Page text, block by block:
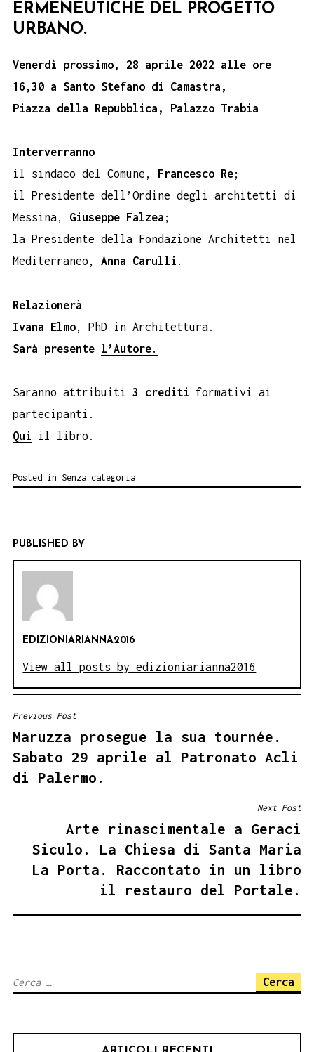
ERMENEUTICHE DEL PROGETTO
URBANO.
Venerdì prossimo, 28 aprile 2022 alle ore
16,30 a Santo Stefano di Camastra,
Piazza della Repubblica, Palazzo Trabia
Interverranno
il sindaco del Comune,
Francesco Re;
il Presidente dell’Ordine degli architetti di
Messina, Giuseppe Falzea ;
la Presidente della Fondazione Architetti nel
Mediterraneo, Anna Carulli .
Relazionerà
Ivana Elmo, PhD in Architettura.
Sarà presente l’Autore.
Saranno attribuiti 3 crediti formativi ai
partecipanti.
Qui il libro.
Posted in Senza categoria
PUBLISHED BY
EDIZIONIARIANNA2016
View all posts by edizioniarianna2016
NAVIGAZIONE
ARTICOLI
Previous Post
Maruzza prosegue la sua tournée.
Sabato 29 aprile al Patronato Acli
di Palermo.
Next Post
Arte rinascimentale a Geraci
Siculo. La Chiesa di Santa Maria
La Porta. Raccontato in un libro
il restauro del Portale.
Ricerca